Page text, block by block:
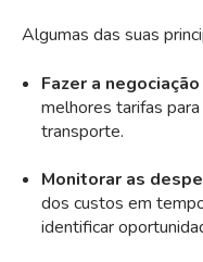
Algumas das suas
Fazer a
melhores tarifas
transporte.
Monitorar as
dos custos em
identificar